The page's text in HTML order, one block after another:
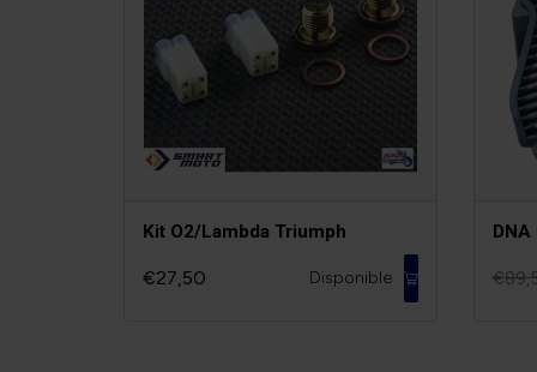
Kit O2/Lambda Triumph
€27,50 Disponible